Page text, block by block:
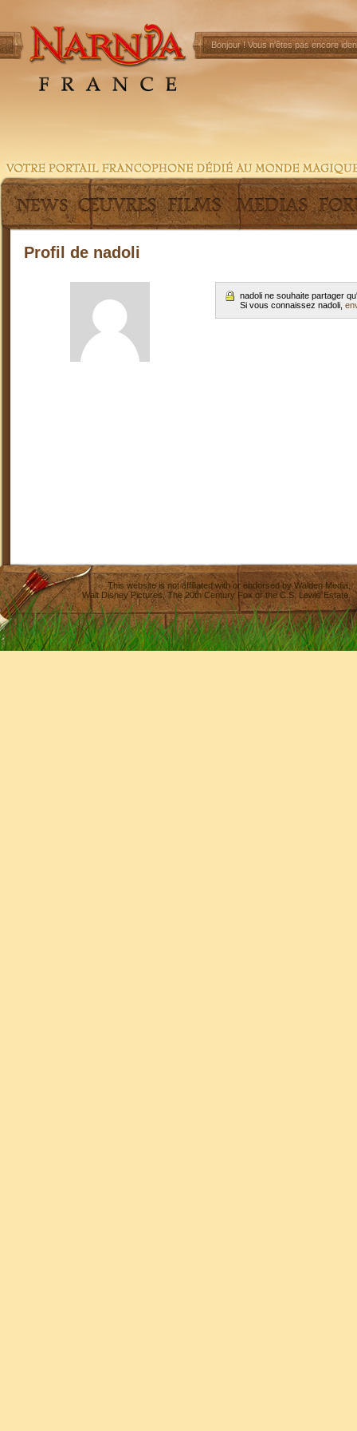
Bonjour !Vous n'êtes pas encore
Profil de nadoli
nadoli ne souhaite partager
Si vous connaissez nadoli,
This website is not affiliated with or endorsed byWalden Media
Walt Disney Pictures,The 20th Century Fox or the C.S. Lewis Estate.